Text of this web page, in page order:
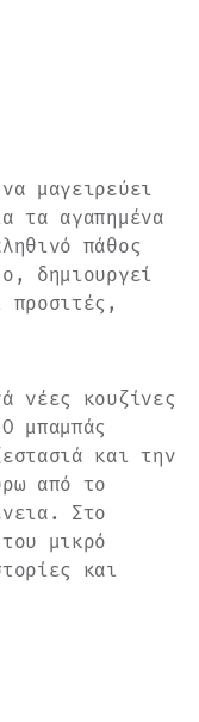
μαγειρεύει
τα αγαπημένα
πάθος
δημιουργεί
προσιτές,
νέες κουζίνες
μπαμπάς
και την
από το
Στο
μικρό
και